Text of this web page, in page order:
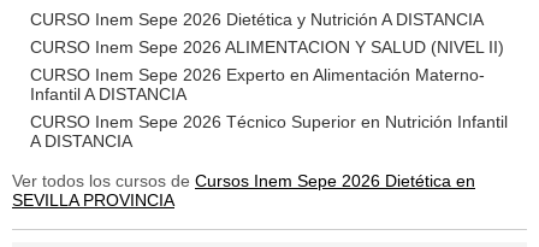
CURSO Inem Sepe 2026 Dietética y Nutrición A DISTANCIA
CURSO Inem Sepe 2026 ALIMENTACION Y SALUD (NIVEL II)
CURSO Inem Sepe 2026 Experto en Alimentación Materno-
Infantil A DISTANCIA
CURSO Inem Sepe 2026 Técnico Superior en Nutrición Infantil
A DISTANCIA
Ver todos los cursos de Cursos Inem Sepe 2026 Dietética en
SEVILLA PROVINCIA